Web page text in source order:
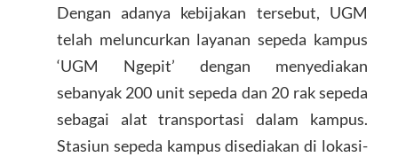
Dengan adanya kebijakan tersebut, UGM
telah meluncurkan layanan sepeda kampus
‘UGM Ngepit’ dengan menyediakan
sebanyak 200 unit sepeda dan 20 rak sepeda
sebagai alat transportasi dalam kampus.
Stasiun sepeda kampus disediakan di lokasi-